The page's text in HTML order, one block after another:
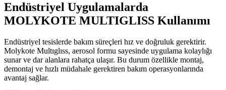
Endüstriyel Uygulamalarda
MOLYKOTE MULTIGLISS Kullanımı
Endüstriyel tesislerde bakım süreçleri hız ve doğruluk gerektirir.
Molykote Multıglıss, aerosol formu sayesinde uygulama kolaylığı
sunar ve dar alanlara rahatça ulaşır. Bu durum özellikle montaj,
demontaj ve hızlı müdahale gerektiren bakım operasyonlarında
avantaj sağlar.